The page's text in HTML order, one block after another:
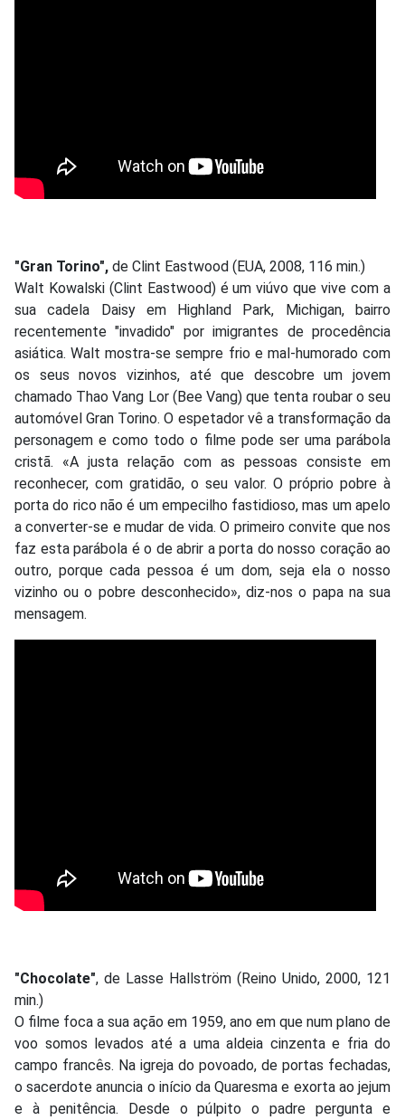
"Gran Torino", de Clint Eastwood (EUA, 2008, 116 min.)
Walt Kowalski (Clint Eastwood) é um viúvo que vive com a
sua cadela Daisy em Highland Park, Michigan, bairro
recentemente "invadido" por imigrantes de procedência
asiática. Walt mostra-se sempre frio e mal-humorado com
os seus novos vizinhos, até que descobre um jovem
chamado Thao Vang Lor (Bee Vang) que tenta roubar o seu
automóvel Gran Torino. O espetador vê a transformação da
personagem e como todo o filme pode ser uma parábola
cristã. «A justa relação com as pessoas consiste em
reconhecer, com gratidão, o seu valor. O próprio pobre à
porta do rico não é um empecilho fastidioso, mas um apelo
a converter-se e mudar de vida. O primeiro convite que nos
faz esta parábola é o de abrir a porta do nosso coração ao
outro, porque cada pessoa é um dom, seja ela o nosso
vizinho ou o pobre desconhecido», diz-nos o papa na sua
mensagem.
"Chocolate", de Lasse Hallström (Reino Unido, 2000, 121
min.)
O filme foca a sua ação em 1959, ano em que num plano de
voo somos levados até a uma aldeia cinzenta e fria do
campo francês. Na igreja do povoado, de portas fechadas,
o sacerdote anuncia o início da Quaresma e exorta ao jejum
e à penitência. Desde o púlpito o padre pergunta e